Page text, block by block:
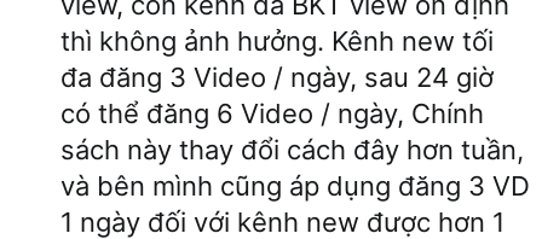
thì không ảnh hưởng. Kênh new tối
đa đăng 3 Video / ngày, sau 24 giờ
có thể đăng 6 Video / ngày, Chính
sách này thay đổi cách đây hơn tuần,
và bên mình cũng áp dụng đăng 3 VD
1 ngày đối với kênh new được hơn 1